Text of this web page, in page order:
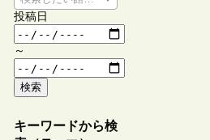
投稿日
～
検索
キーワードから検